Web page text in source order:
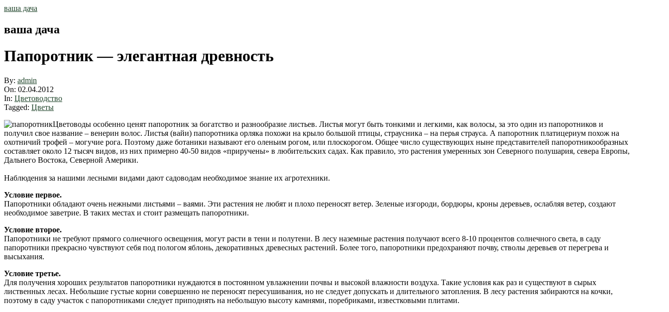
Skip
ваша дача
ваша дача
Папоротник — элегантная древность
By: admin
On: 02.04.2012
In: Цветоводство
Tagged: Цветы
Цветоводы особенно ценят папоротник за богатство и разнообразие листьев. Листья могут быть тонкими и легкими, как волосы, за это один из папоротников и
получил свое название – венерин волос. Листья (вайи) папоротника орляка похожи на крыло большой птицы, страусника – на перья страуса. А папоротник платицериум похож на
охотничий трофей – могучие рога. Поэтому даже ботаники называют его оленьим рогом, или плоскорогом. Общее число существующих ныне представителей папоротникообразных
составляет около 12 тысяч видов, из них примерно 40-50 видов «приручены» в любительских садах. Как правило, это растения умеренных зон Северного полушария, севера Европы,
Дальнего Востока, Северной Америки.
Наблюдения за нашими лесными видами дают садоводам необходимое знание их агротехники.
Условие первое.
Папоротники обладают очень нежными листьями – ваями. Эти растения не любят и плохо переносят ветер. Зеленые изгороди, бордюры, кроны деревьев, ослабляя ветер, создают
необходимое заветрие. В таких местах и стоит размещать папоротники.
Условие второе.
Папоротники не требуют прямого солнечного освещения, могут расти в тени и полутени. В лесу наземные растения получают всего 8-10 процентов солнечного света, в саду
папоротники прекрасно чувствуют себя под пологом яблонь, декоративных древесных растений. Более того, папоротники предохраняют почву, стволы деревьев от перегрева и
высыхания.
Условие третье.
Для получения хороших результатов папоротники нуждаются в постоянном увлажнении почвы и высокой влажности воздуха. Такие условия как раз и существуют в сырых
лиственных лесах. Небольшие густые корни совершенно не переносят пересушивания, но не следует допускать и длительного затопления. В лесу растения забираются на кочки,
поэтому в саду участок с папоротниками следует приподнять на небольшую высоту камнями, поребриками, известковыми плитами.